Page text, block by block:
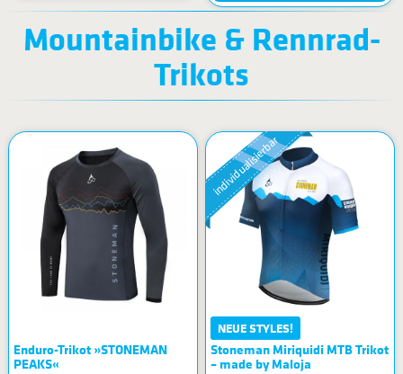
Mountainbike & Rennrad-
Trikots
Enduro-Trikot »STONEMAN
PEAKS«
NEUE STYLES!
Stoneman Miriquidi MTB Trikot
– made by Maloja
individualisierbar